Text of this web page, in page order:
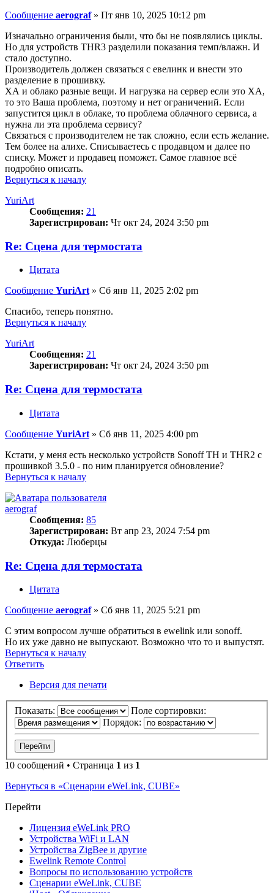
Сообщение aerograf» Пт янв 10, 2025 10:12 pm
Изначально ограничения были, что бы не появлялись циклы.
Но для устройств THR3 разделили показания темп/влажн. И
стало доступно.
Производитель должен связаться с евелинк и внести это
разделение в прошивку.
ХА и облако разные вещи. И нагрузка на сервер если это ХА,
то это Ваша проблема, поэтому и нет ограничений. Если
запустится цикл в облаке, то проблема облачного сервиса, а
нужна ли эта проблема сервису?
Связаться с производителем не так сложно, если есть желание.
Тем более на алихе. Списываетесь с продавцом и далее по
списку. Может и продавец поможет. Самое главное всё
подробно описать.
Вернуться к началу
YuriArt
Сообщения: 21
Зарегистрирован: Чт окт 24, 2024 3:50 pm
Re: Сцена для термостата
Цитата
Сообщение YuriArt » Сб янв 11, 2025 2:02 pm
Спасибо, теперь понятно.
Вернуться к началу
YuriArt
Сообщения: 21
Зарегистрирован: Чт окт 24, 2024 3:50 pm
Re: Сцена для термостата
Цитата
Сообщение YuriArt » Сб янв 11, 2025 4:00 pm
Кстати, у меня есть несколько устройств Sonoff ТН и ТНR2 с
прошивкой 3.5.0 - по ним планируется обновление?
Вернуться к началу
aerograf
Сообщения: 85
Зарегистрирован: Вт апр 23, 2024 7:54 pm
Откуда: Люберцы
Re: Сцена для термостата
Цитата
Сообщение aerograf» Сб янв 11, 2025 5:21 pm
С этим вопросом лучше обратиться в ewelink или sonoff.
Но их уже давно не выпускают. Возможно что то и выпустят.
Вернуться к началу
Ответить
Версия для печати
Показать:
Поле сортировки:
Порядок:
10 сообщений • Страница 1 из 1
Вернуться в «Сценарии eWeLink, CUBE»
Перейти
Лицензия eWeLink PRO
Устройства WiFi и LAN
Устройства ZigBee и другие
Ewelink Remote Control
Вопросы по использованию устройств
Сценарии eWeLink, CUBE